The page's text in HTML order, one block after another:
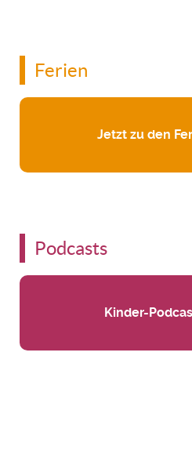
Ferien
Jetzt zu den
Podcasts
Kinder-